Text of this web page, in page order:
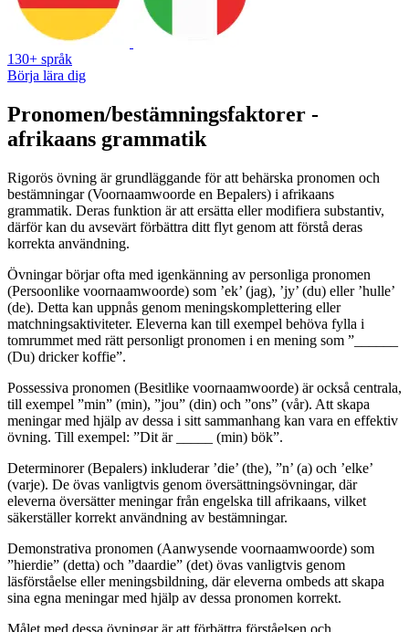
130+ språk
Börja lära dig
Pronomen/bestämningsfaktorer -
afrikaans grammatik
Rigorös övning är grundläggande för att behärska pronomen och
bestämningar (Voornaamwoorde en Bepalers) i afrikaans
grammatik. Deras funktion är att ersätta eller modifiera substantiv,
därför kan du avsevärt förbättra ditt flyt genom att förstå deras
korrekta användning.
Övningar börjar ofta med igenkänning av personliga pronomen
(Persoonlike voornaamwoorde) som ’ek’ (jag), ’jy’ (du) eller ’hulle’
(de). Detta kan uppnås genom meningskomplettering eller
matchningsaktiviteter. Eleverna kan till exempel behöva fylla i
tomrummet med rätt personligt pronomen i en mening som ”______
(Du) dricker koffie”.
Possessiva pronomen (Besitlike voornaamwoorde) är också centrala,
till exempel ”min” (min), ”jou” (din) och ”ons” (vår). Att skapa
meningar med hjälp av dessa i sitt sammanhang kan vara en effektiv
övning. Till exempel: ”Dit är _____ (min) bök”.
Determinorer (Bepalers) inkluderar ’die’ (the), ”n’ (a) och ’elke’
(varje). De övas vanligtvis genom översättningsövningar, där
eleverna översätter meningar från engelska till afrikaans, vilket
säkerställer korrekt användning av bestämningar.
Demonstrativa pronomen (Aanwysende voornaamwoorde) som
”hierdie” (detta) och ”daardie” (det) övas vanligtvis genom
läsförståelse eller meningsbildning, där eleverna ombeds att skapa
sina egna meningar med hjälp av dessa pronomen korrekt.
Målet med dessa övningar är att förbättra förståelsen och